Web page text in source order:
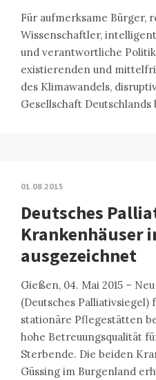
Für aufmerksame Bürger,
Wissenschaftler,
und verantwortliche
existierenden und
des Klimawandels,
Gesellschaft Deutschlands
01.08.2015
Deutsches
Krankenhäuser
ausgezeichnet
Gießen, 04. Mai 2015 –
(Deutsches
stationäre Pflegestätten
hohe Betreuungsqualität
Sterbende. Die beiden
Güssing im Burgenland